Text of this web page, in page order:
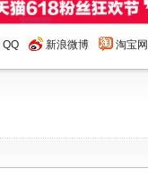
QQ 新浪微博 淘宝网